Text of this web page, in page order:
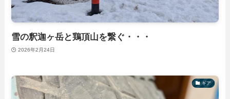
雪の釈迦ヶ岳と鶏頂山を繋ぐ・・・
2026年2月24日
ギア